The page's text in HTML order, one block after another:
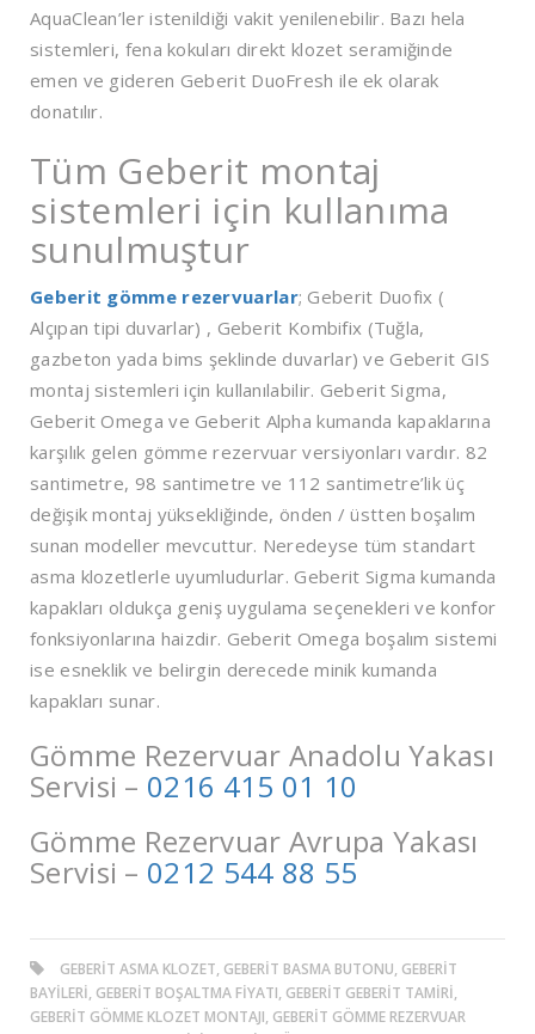
AquaClean’ler istenildiği vakit yenilenebilir. Bazı hela
sistemleri, fena kokuları direkt klozet seramiğinde
emen ve gideren Geberit DuoFresh ile ek olarak
donatılır.
Tüm Geberit montaj
sistemleri için kullanıma
sunulmuştur
Geberit gömme rezervuarlar; Geberit Duofix (
Alçıpan tipi duvarlar) , Geberit Kombifix (Tuğla,
gazbeton yada bims şeklinde duvarlar) ve Geberit GIS
montaj sistemleri için kullanılabilir. Geberit Sigma,
Geberit Omega ve Geberit Alpha kumanda kapaklarına
karşılık gelen gömme rezervuar versiyonları vardır. 82
santimetre, 98 santimetre ve 112 santimetre’lik üç
değişik montaj yüksekliğinde, önden / üstten boşalım
sunan modeller mevcuttur. Neredeyse tüm standart
asma klozetlerle uyumludurlar. Geberit Sigma kumanda
kapakları oldukça geniş uygulama seçenekleri ve konfor
fonksiyonlarına haizdir. Geberit Omega boşalım sistemi
ise esneklik ve belirgin derecede minik kumanda
kapakları sunar.
Gömme Rezervuar Anadolu Yakası
Servisi – 0216 415 01 10
Gömme Rezervuar Avrupa Yakası
Servisi – 0212 544 88 55
GEBERIT ASMA KLOZET, GEBERIT BASMA BUTONU, GEBERIT
BAYILERI, GEBERIT BOŞALTMA FIYATI, GEBERIT GEBERIT TAMIRI,
GEBERIT GÖMME KLOZET MONTAJI, GEBERIT GÖMME REZERVUAR